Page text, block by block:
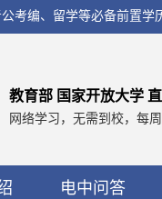
考编、留学等必备前置
教育部 国家开放大学
网络学习，无需到校，每
电中问答